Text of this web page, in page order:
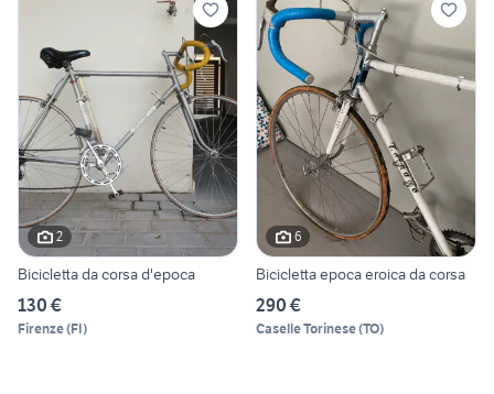
2
Bicicletta da corsa d'epoca
130 €
Firenze(FI)
6
Bicicletta epoca eroica da corsa
290 €
Caselle Torinese(TO)